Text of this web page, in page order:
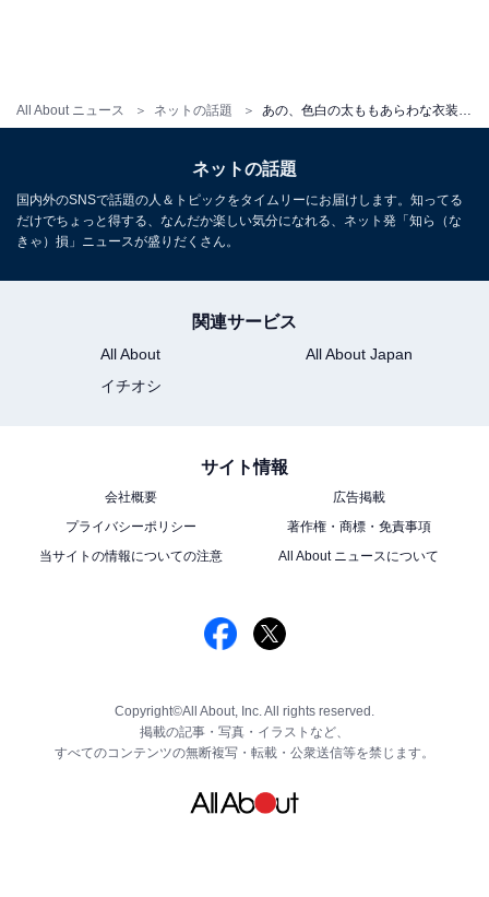
All About ニュース ネットの話題
ネットの話題
国内外のSNSで話題の人＆トピックをタイムリーにお届けします。知ってる
だけでちょっと得する、なんだか楽しい気分になれる、ネット発「知ら（な
きゃ）損」ニュースが盛りだくさん。
関連サービス
All About
All About Japan
イチオシ
サイト情報
会社概要
広告掲載
プライバシーポリシー
著作権・商標・免責事項
当サイトの情報についての注意
All About ニュースについて
Copyright©All About, Inc. All rights reserved.
掲載の記事・写真・イラストなど、
すべてのコンテンツの無断複写・転載・公衆送信等を禁じます。